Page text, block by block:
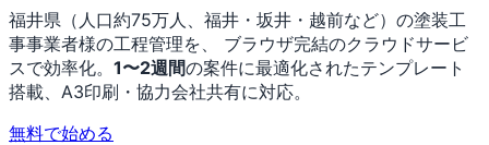
福井県（人口約75万人、福井・坂井・越前など）の塗装工
事事業者様の工程管理を、 ブラウザ完結のクラウドサービ
スで効率化。 1〜2週間の案件に最適化されたテンプレート
搭載、A3印刷・協力会社共有に対応。
無料で始める